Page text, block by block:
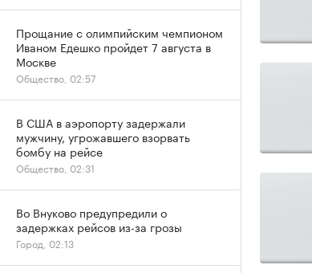
Прощание с олимпийским чемпионом
Иваном Едешко пройдет 7 августа в
Москве
Общество, 02:57
В США в аэропорту задержали
мужчину, угрожавшего взорвать
бомбу на рейсе
Общество, 02:31
Во Внуково предупредили о
задержках рейсов из-за грозы
Город, 02:13